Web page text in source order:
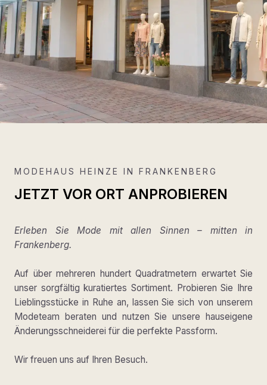
MODEHAUS HEINZE IN FRANKENBERG
JETZT VOR ORT ANPROBIEREN
Erleben Sie Mode mit allen Sinnen – mitten in
Frankenberg.
Auf über mehreren hundert Quadratmetern erwartet Sie
unser sorgfältig kuratiertes Sortiment. Probieren Sie Ihre
Lieblingsstücke in Ruhe an, lassen Sie sich von unserem
Modeteam beraten und nutzen Sie unsere hauseigene
Änderungsschneiderei für die perfekte Passform.
Wir freuen uns auf Ihren Besuch.